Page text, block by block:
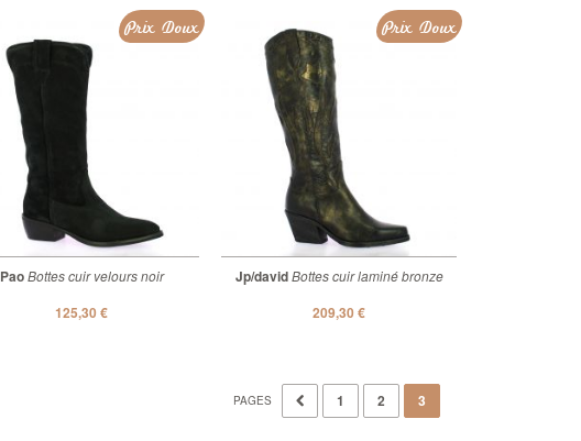
PaoBottes cuir velours noir
125,30 €
Prix Doux
Jp/davidBottes cuir laminé bronze
209,30 €
Prix Doux
PAGES
Précédent
1 2 3